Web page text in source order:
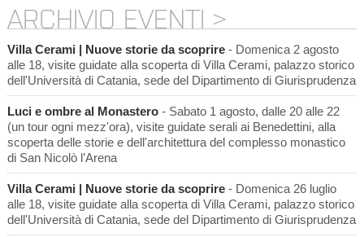
ARCHIVIO EVENTI >
Villa Cerami | Nuove storie da scoprire- Domenica 2 agosto
alle 18, visite guidate alla scoperta di Villa Cerami, palazzo storico
dell'Università di Catania, sede del Dipartimento di Giurisprudenza
Luci e ombre al Monastero- Sabato 1 agosto, dalle 20 alle 22
(un tour ogni mezz'ora), visite guidate serali ai Benedettini, alla
scoperta delle storie e dell'architettura del complesso monastico
di San Nicolò l’Arena
Villa Cerami | Nuove storie da scoprire- Domenica 26 luglio
alle 18, visite guidate alla scoperta di Villa Cerami, palazzo storico
dell'Università di Catania, sede del Dipartimento di Giurisprudenza